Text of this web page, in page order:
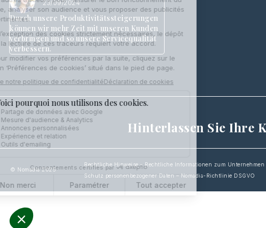
23/09/2024
Durch unsere Produktivitätssteigerungen
können wir mehr Zeit mit unseren Kunden
verbringen und so unsere Servicequalität
verbessern.
Hinterlassen Sie Ihre
© Nomadia 2025
Rechtliche Hinweise – Rechtliche Informationen zum Unternehmen
Schutz personenbezogener Daten – Nomadia-Richtlinie DSGVO